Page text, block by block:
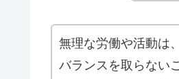
無理な労働や活動は
バランスを取らない